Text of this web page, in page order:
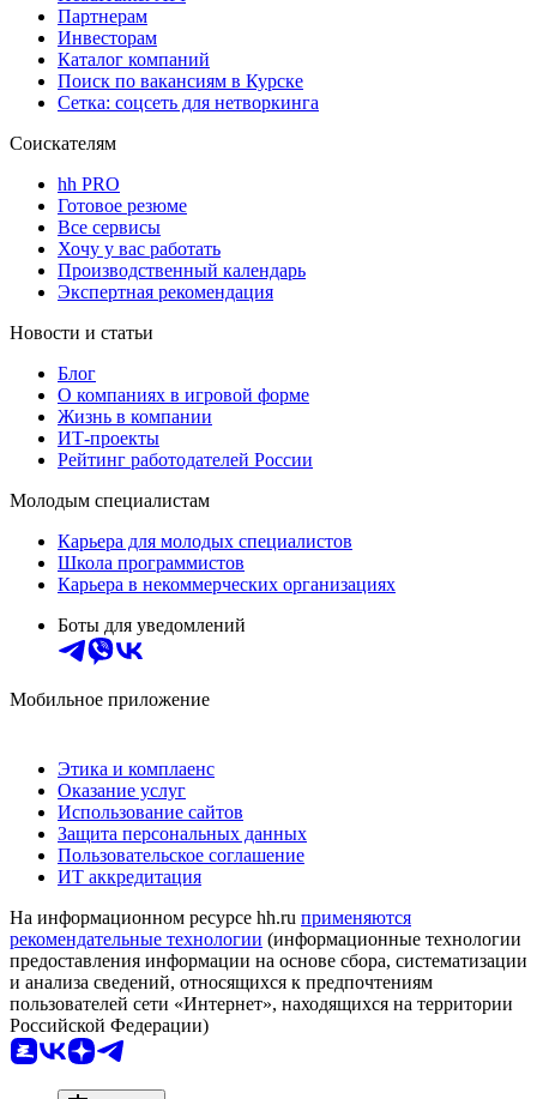
Партнерам
Инвесторам
Каталог компаний
Поиск по вакансиям в Курске
Сетка: соцсеть для нетворкинга
Соискателям
hh PRO
Готовое резюме
Все сервисы
Хочу у вас работать
Производственный календарь
Экспертная рекомендация
Новости и статьи
Блог
О компаниях в игровой форме
Жизнь в компании
ИТ-проекты
Рейтинг работодателей России
Молодым специалистам
Карьера для молодых специалистов
Школа программистов
Карьера в некоммерческих организациях
Боты для уведомлений
Мобильное приложение
Этика и комплаенс
Оказание услуг
Использование сайтов
Защита персональных данных
Пользовательское соглашение
ИТ аккредитация
На информационном ресурсе hh.ru применяются
рекомендательные технологии (информационные технологии
предоставления информации на основе сбора, систематизации
и анализа сведений, относящихся к предпочтениям
пользователей сети «Интернет», находящихся на территории
Российской Федерации)